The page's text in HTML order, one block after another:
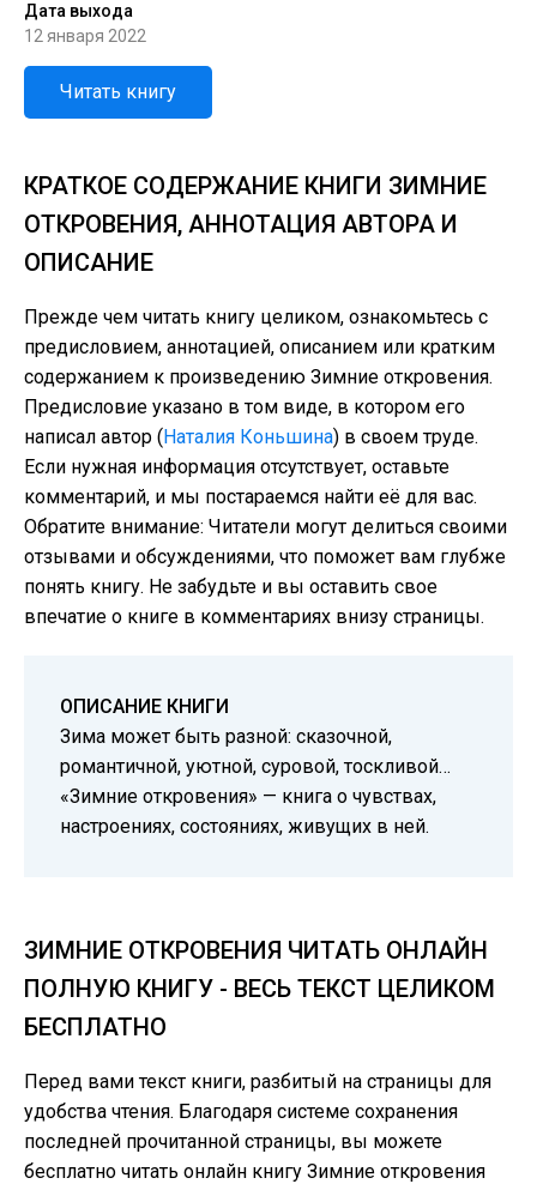
Дата выхода
12 января 2022
Читать книгу
КРАТКОЕ СОДЕРЖАНИЕ КНИГИ ЗИМНИЕ
ОТКРОВЕНИЯ, АННОТАЦИЯ АВТОРА И
ОПИСАНИЕ
Прежде чем читать книгу целиком, ознакомьтесь с
предисловием, аннотацией, описанием или кратким
содержанием к произведению Зимние откровения.
Предисловие указано в том виде, в котором его
написал автор (Наталия Коньшина) в своем труде.
Если нужная информация отсутствует, оставьте
комментарий, и мы постараемся найти её для вас.
Обратите внимание: Читатели могут делиться своими
отзывами и обсуждениями, что поможет вам глубже
понять книгу. Не забудьте и вы оставить свое
впечатие о книге в комментариях внизу страницы.
ОПИСАНИЕ КНИГИ
Зима может быть разной: сказочной,
романтичной, уютной, суровой, тоскливой…
«Зимние откровения» — книга о чувствах,
настроениях, состояниях, живущих в ней.
ЗИМНИЕ ОТКРОВЕНИЯ ЧИТАТЬ ОНЛАЙН
ПОЛНУЮ КНИГУ - ВЕСЬ ТЕКСТ ЦЕЛИКОМ
БЕСПЛАТНО
Перед вами текст книги, разбитый на страницы для
удобства чтения. Благодаря системе сохранения
последней прочитанной страницы, вы можете
бесплатно читать онлайн книгу Зимние откровения